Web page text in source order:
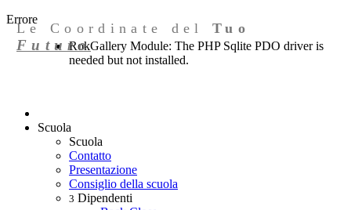
Errore
RokGallery Module: The PHP Sqlite PDO driver is
needed but not installed.
Le Coordinate delTuo
Futuro
Scuola
Scuola
Contatto
Presentazione
Consiglio della scuola
3 Dipendenti